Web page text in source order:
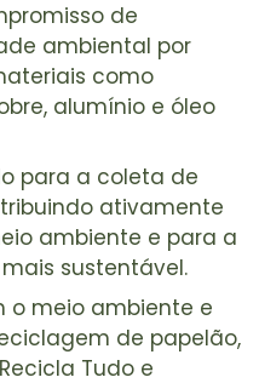
de
ambiental por
como
alumínio e óleo
para a coleta de
ativamente
ambiente e para a
sustentável.
o meio ambiente e
de papelão,
Tudo e